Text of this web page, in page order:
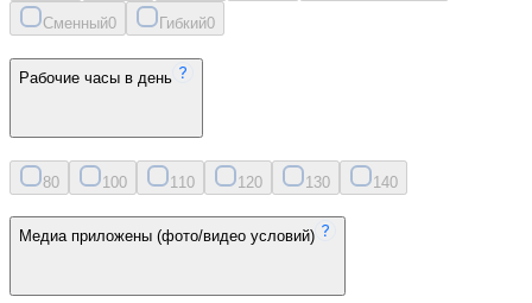
Сменный0 Гибкий0
Рабочие часы в день
80 100 11 0 120 130 140
Медиа приложены (фото/видео условий)